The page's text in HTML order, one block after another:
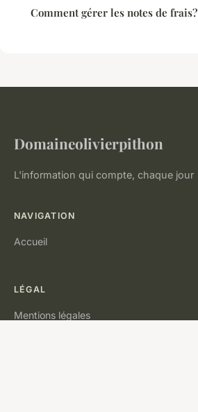
Comment gérer les notes de frais?
Domaineolivierpithon
L'information qui compte, chaque jour
NAVIGATION
Accueil
LÉGAL
Mentions légales